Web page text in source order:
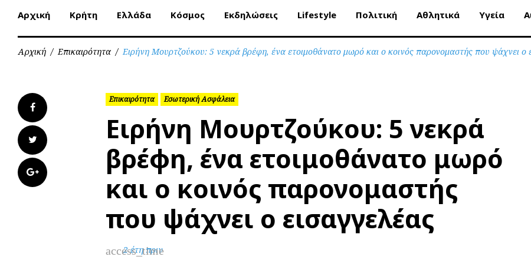
Αρχική Κρήτη Ελλάδα Κόσμος Εκδηλώσεις Lifestyle Πολιτική Αθλητικά Υγεία
Αρχική / Επικαιρότητα / Ειρήνη Μουρτζούκου: 5 νεκρά βρέφη, ένα ετοιμοθάνατο μωρό και ο κοινός παρονομαστής που ψάχνει ο
Facebook
Twitter
Google+
Επικαιρότητα Εσωτερική Ασφάλεια
Ειρήνη Μουρτζούκου: 5 νεκρά
βρέφη, ένα ετοιμοθάνατο μωρό
και ο κοινός παρονομαστής
που ψάχνει ο εισαγγελέας
access_time
2 έτη πριν